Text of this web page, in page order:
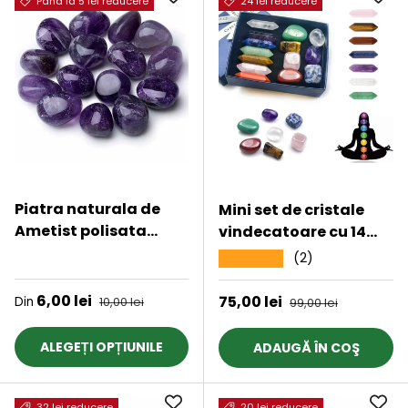
Piatra naturala de
Ametist polisata
Ideala pentru Reiki si
Vindecare Energetica
Preț de vânzare
Din 6,00 lei Preț obișnuit
10,00 lei
ALEGEȚI OPȚIUNILE
Mini set de cristale
vindecatoare cu 14
cristale - Include 7
pietre naturale
polisate si 7 turnuri cu
(2)
Preț de vânzare
75,00 lei Preț obișnuit
99,00 lei
ADAUGĂ ÎN COŞ